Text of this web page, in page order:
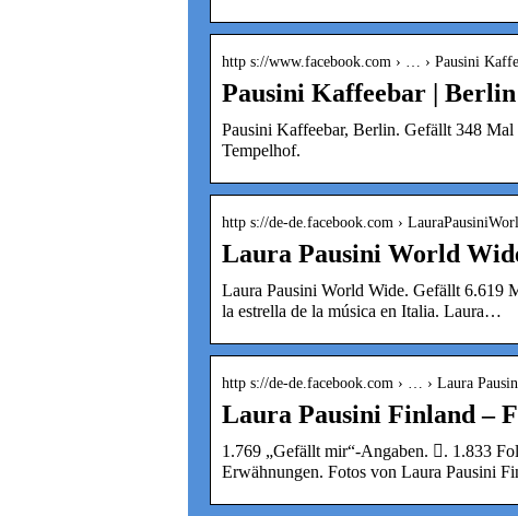
http s://www.facebook.com › … › Pausini
Pausini Kaffeebar | Berlin
Pausini Kaffeebar, Berlin. Gefällt 348 Mal
Tempelhof.
http s://de-de.facebook.com ›
Laura Pausini World
Laura Pausini World Wide. Gefällt 6.619
la estrella de la música en Italia. Laura…
http s://de-de.facebook.com › … › Laura
Laura Pausini Finland –
1.769 „Gefällt mir“-Angaben. 󱞋. 1.833
Erwähnungen. Fotos von Laura Pausini